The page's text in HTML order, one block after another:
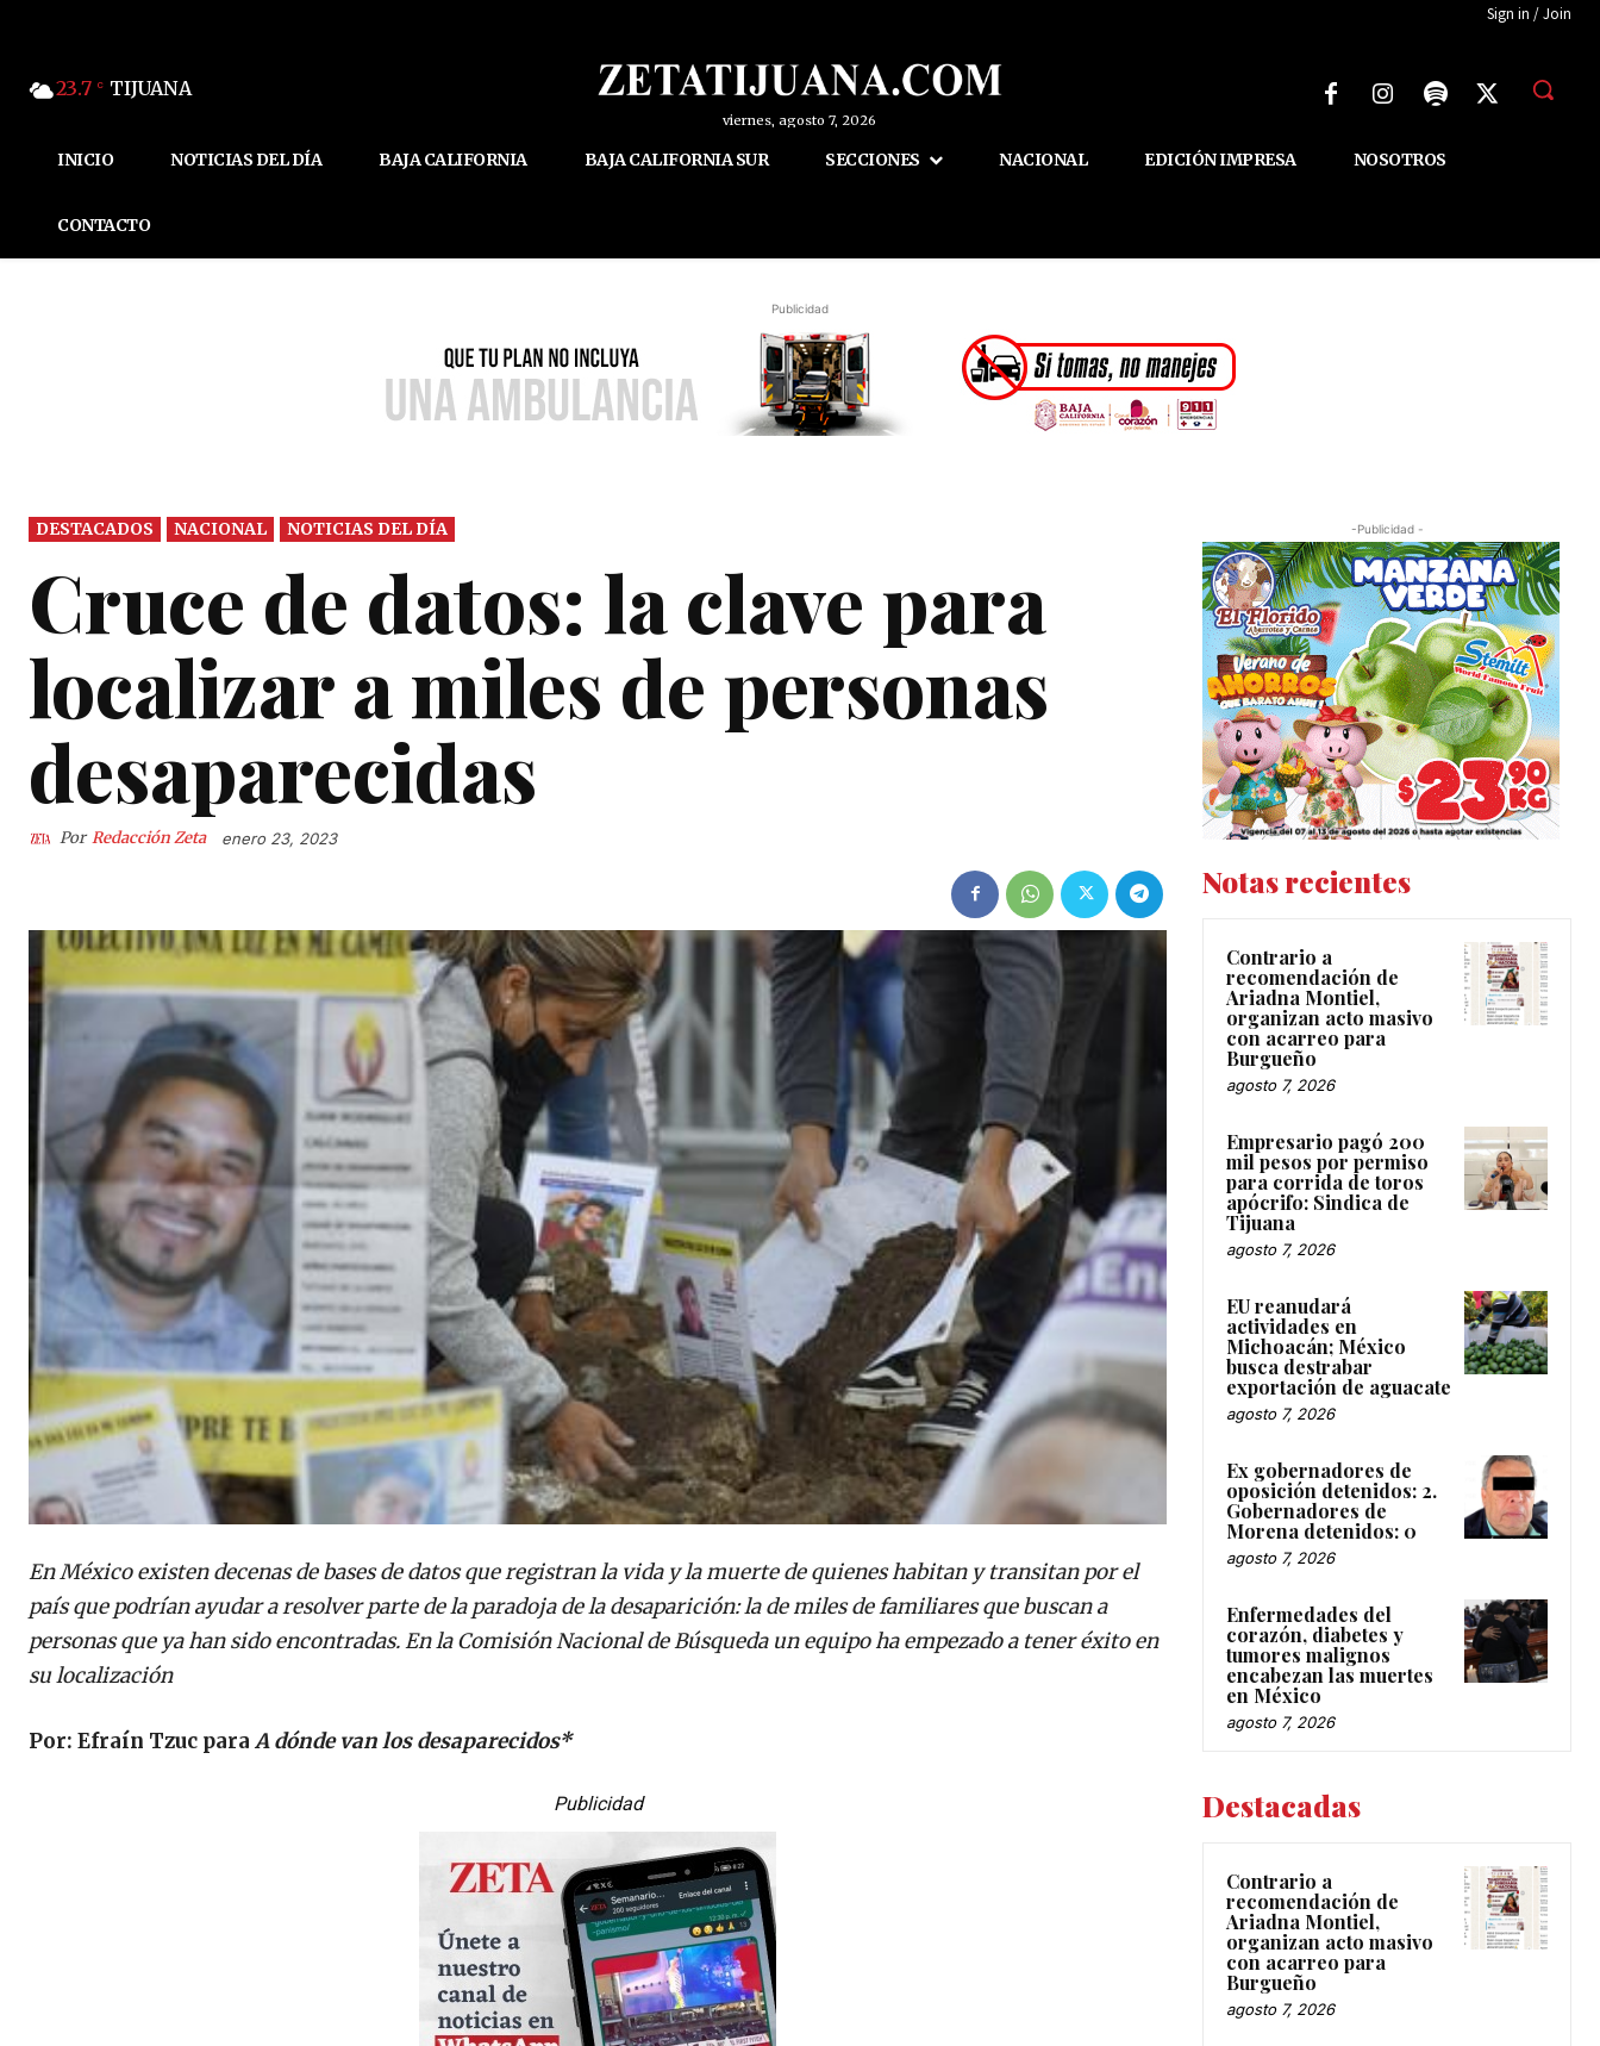
Sign in / Join
23.7 C TIJUANA
viernes, agosto 7, 2026
INICIO NOTICIAS DEL DÍA BAJA CALIFORNIA BAJA CALIFORNIA SUR SECCIONES NACIONAL EDICIÓN IMPRESA NOSOTROS
CONTACTO
Publicidad
DESTACADOS NACIONAL NOTICIAS DEL DÍA
Cruce de datos: la clave para
localizar a miles de personas
desaparecidas
Por Redacción Zeta enero 23, 2023
En México existen decenas de bases de datos que registran la vida y la muerte de quienes habitan y transitan por el
país que podrían ayudar a resolver parte de la paradoja de la desaparición: la de miles de familiares que buscan a
personas que ya han sido encontradas. En la Comisión Nacional de Búsqueda un equipo ha empezado a tener éxito en
su localización
Por: Efraín Tzuc para A dónde van los desaparecidos*
Publicidad
-Publicidad -
Notas recientes
Contrario a
recomendación de
Ariadna Montiel,
organizan acto masivo
con acarreo para
Burgueño
agosto 7, 2026
Empresario pagó 200
mil pesos por permiso
para corrida de toros
apócrifo: Sindica de
Tijuana
agosto 7, 2026
EU reanudará
actividades en
Michoacán; México
busca destrabar
exportación de aguacate
agosto 7, 2026
Ex gobernadores de
oposición detenidos: 2.
Gobernadores de
Morena detenidos: 0
agosto 7, 2026
Enfermedades del
corazón, diabetes y
tumores malignos
encabezan las muertes
en México
agosto 7, 2026
Destacadas
Contrario a
recomendación de
Ariadna Montiel,
organizan acto masivo
con acarreo para
Burgueño
agosto 7, 2026